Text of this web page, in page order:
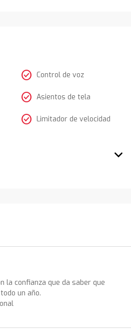
check_circle Control de voz
check_circle Asientos de tela
check_circle Limitador de velocidad
la confianza que da saber que
un año.